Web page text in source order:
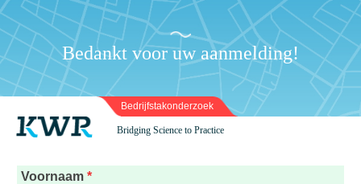
Bedankt voor uw aanmelding!
Bedrijfstakonderzoek
Bridging Science to Practice
Voornaam *